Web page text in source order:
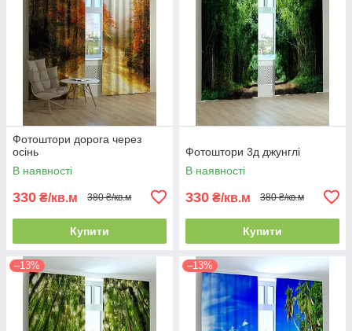
Фотоштори дорога через
осінь
В наявності
330 ₴/кв.м 380 ₴/кв.м
Купити
Фотоштори 3д джунглі
В наявності
330 ₴/кв.м 380 ₴/кв.м
Купити
–13% –13%